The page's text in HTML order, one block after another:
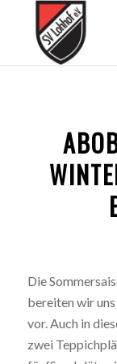
Die
bereiten wir
vor. Auch in
zwei